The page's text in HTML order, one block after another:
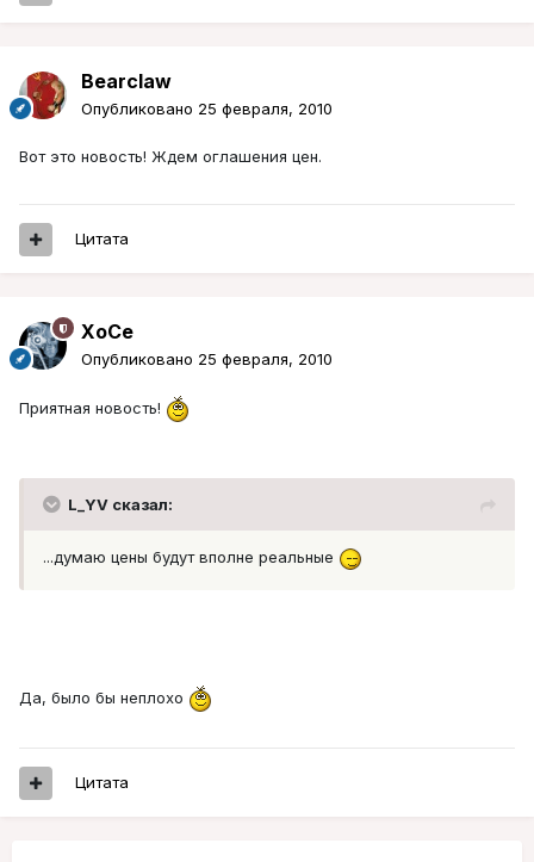
Bearclaw
Опубликовано 25 февраля, 2010
Вот это новость! Ждем оглашения цен.
Цитата
XoCe
Опубликовано 25 февраля, 2010
Приятная новость!
L_YV сказал:
...думаю цены будут вполне реальные
Да, было бы неплохо
Цитата